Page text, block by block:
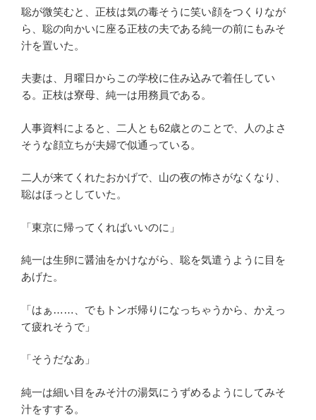
聡が微笑むと、正枝は気の毒そうに笑い顔をつくりなが
ら、聡の向かいに座る正枝の夫である純一の前にもみそ
汁を置いた。
夫妻は、月曜日からこの学校に住み込みで着任してい
る。正枝は寮母、純一は用務員である。
人事資料によると、二人とも62歳とのことで、人のよさ
そうな顔立ちが夫婦で似通っている。
二人が来てくれたおかげで、山の夜の怖さがなくなり、
聡はほっとしていた。
「東京に帰ってくればいいのに」
純一は生卵に醤油をかけながら、聡を気遣うように目を
あげた。
「はぁ……、でもトンボ帰りになっちゃうから、かえっ
て疲れそうで」
「そうだなあ」
純一は細い目をみそ汁の湯気にうずめるようにしてみそ
汁をすする。